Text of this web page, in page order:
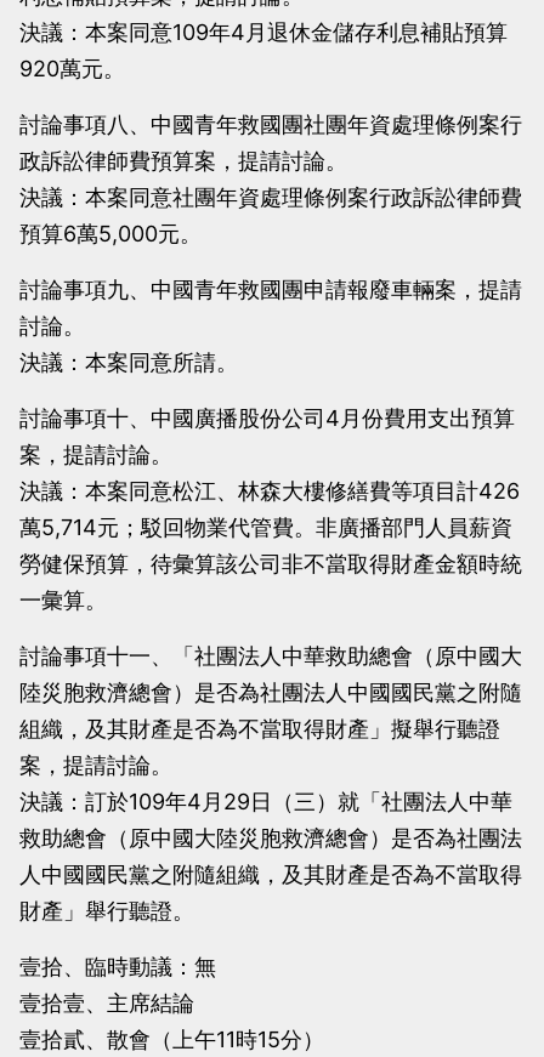
決議：本案同意109年4月退休金儲存利息補貼預算
920萬元。
討論事項八、中國青年救國團社團年資處理條例案行
政訴訟律師費預算案，提請討論。
決議：本案同意社團年資處理條例案行政訴訟律師費
預算6萬5,000元。
討論事項九、中國青年救國團申請報廢車輛案，提請
討論。
決議：本案同意所請。
討論事項十、中國廣播股份公司4月份費用支出預算
案，提請討論。
決議：本案同意松江、林森大樓修繕費等項目計426
萬5,714元；駁回物業代管費。非廣播部門人員薪資
勞健保預算，待彙算該公司非不當取得財產金額時統
一彙算。
討論事項十一、「社團法人中華救助總會（原中國大
陸災胞救濟總會）是否為社團法人中國國民黨之附隨
組織，及其財產是否為不當取得財產」擬舉行聽證
案，提請討論。
決議：訂於109年4月29日（三）就「社團法人中華
救助總會（原中國大陸災胞救濟總會）是否為社團法
人中國國民黨之附隨組織，及其財產是否為不當取得
財產」舉行聽證。
壹拾、臨時動議：無
壹拾壹、主席結論
壹拾貳、散會（上午11時15分）